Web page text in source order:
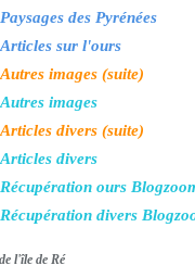
Paysages des Pyrénées
Articles sur l'ours
Autres images (suite)
Autres images
Articles divers (suite)
Articles divers
Récupération ours
Récupération divers
l'île de Ré